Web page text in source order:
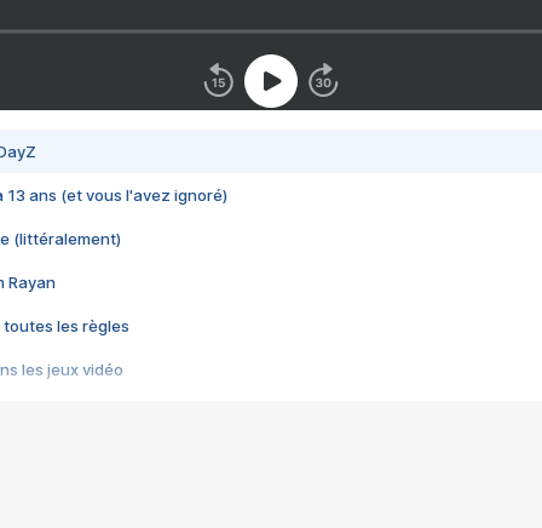
13 ans (et vous l'avez ignoré)
(littéralement)
Rayan
toutes les règles
les jeux vidéo